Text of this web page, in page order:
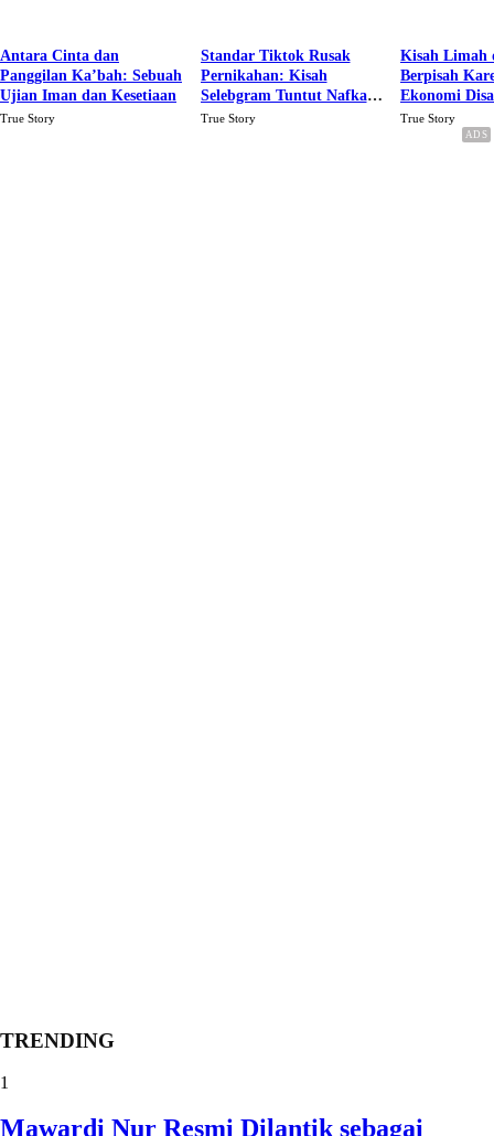
Antara Cinta dan
Panggilan Ka’bah: Sebuah
Ujian Iman dan Kesetiaan
True Story
Standar Tiktok Rusak
Pernikahan: Kisah
Selebgram Tuntut Nafkah
Rp.15 Juta Perbulan
True Story
Kisah Limah
Berpisah
Ekonomi
Karena Cinta
True Story
TRENDING
1
Mawardi Nur Resmi Dilantik sebagai